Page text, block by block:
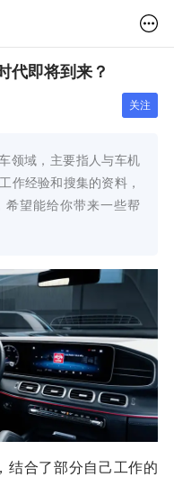
代即将到来？
关注
领域，主要指人与车机
作经验和搜集的资料，
希望能给你带来一些帮
结合了部分自己工作的